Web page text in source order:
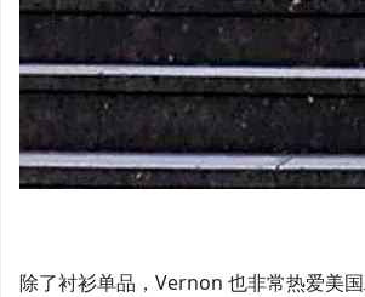
除了衬衫单品，Vernon 也非常热爱美